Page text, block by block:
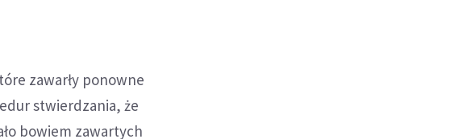
zawarły ponowne
stwierdzania, że
bowiem zawartych